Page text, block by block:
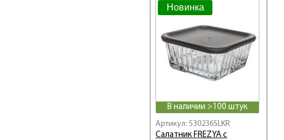
Новинка
В наличии >100 штук
Артикул: 530236SLKR
Салатник FREZYA с